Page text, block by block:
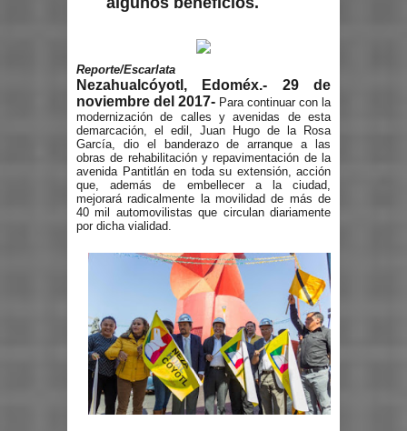
Reporte/Escarlata
Nezahualcóyotl, Edoméx.- 29 de
noviembre del 2017- Para continuar con la
modernización de calles y avenidas de esta
demarcación, el edil, Juan Hugo de la Rosa
García, dio el banderazo de arranque a las
obras de rehabilitación y repavimentación de la
avenida Pantitlán en toda su extensión, acción
que, además de embellecer a la ciudad,
mejorará radicalmente la movilidad de más de
40 mil automovilistas que circulan diariamente
por dicha vialidad.